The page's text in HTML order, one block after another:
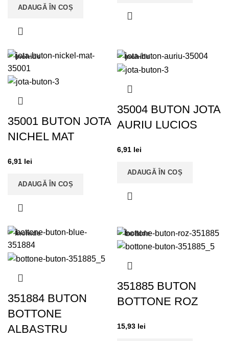
ADAUGĂ ÎN COȘ
Închide
35001 BUTON JOTA
NICHEL MAT
6,91 lei
ADAUGĂ ÎN COȘ
Închide
35004 BUTON JOTA
AURIU LUCIOS
6,91 lei
ADAUGĂ ÎN COȘ
Închide
351884 BUTON
BOTTONE
ALBASTRU
Închide
351885 BUTON
BOTTONE ROZ
15,93 lei